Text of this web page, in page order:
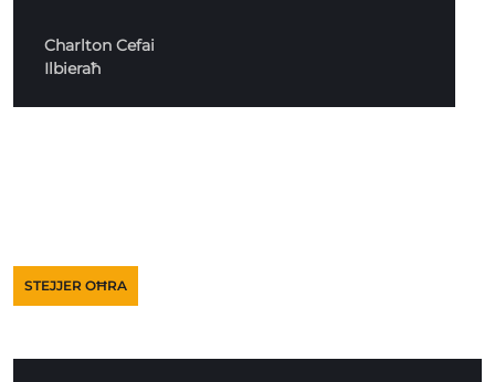
Charlton Cefai
Ilbieraħ
STEJJER OĦRA